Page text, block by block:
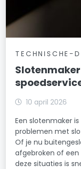
TECHNISCHE-
10 april 2026
Een slotenmaker
problemen met
Of je nu
afgebroken of een
deze situaties is